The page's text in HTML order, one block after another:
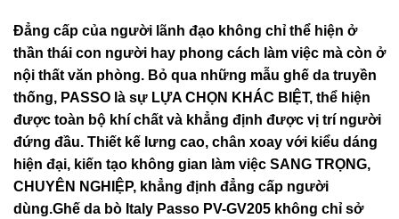
Đẳng cấp của người lãnh đạo không chỉ thể hiện ở
thần thái con người hay phong cách làm việc mà còn ở
nội thất văn phòng. Bỏ qua những mẫu ghế da truyền
thống, PASSO là sự LỰA CHỌN KHÁC BIỆT, thể hiện
được toàn bộ khí chất và khẳng định được vị trí người
đứng đầu. Thiết kế lưng cao, chân xoay với kiểu dáng
hiện đại, kiến tạo không gian làm việc SANG TRỌNG,
CHUYÊN NGHIỆP, khẳng định đẳng cấp người
dùng.Ghế da bò Italy Passo PV-GV205 không chỉ sở